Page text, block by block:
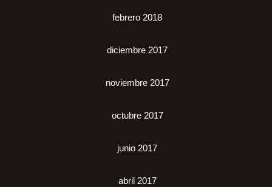
febrero 2018
diciembre 2017
noviembre 2017
octubre 2017
junio 2017
abril 2017